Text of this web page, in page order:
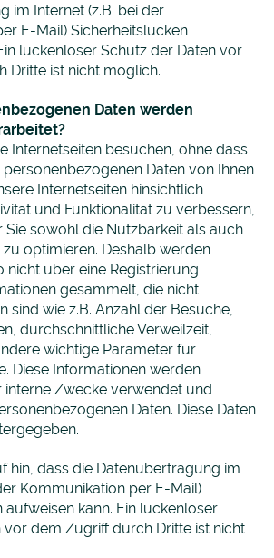
im Internet (z.B. bei der
E-Mail) Sicherheitslücken
lückenloser Schutz der Daten vor
Dritte ist nicht möglich.
Daten werden
Internetseiten besuchen, ohne dass
Daten von Ihnen
Internetseiten hinsichtlich
und Funktionalität zu verbessern,
sowohl die Nutzbarkeit als auch
optimieren. Deshalb werden
nicht über eine Registrierung
gesammelt, die nicht
sind wie z.B. Anzahl der Besuche,
durchschnittliche Verweilzeit,
wichtige Parameter für
Diese Informationen werden
interne Zwecke verwendet und
Daten. Diese Daten
hin, dass die Datenübertragung im
Kommunikation per E-Mail)
aufweisen kann. Ein lückenloser
vor dem Zugriff durch Dritte ist nicht